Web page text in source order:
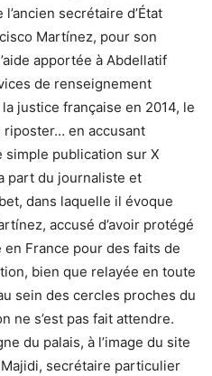
secrétaire d’État
Martínez, pour son
apportée à Abdellatif
de renseignement
justice française en 2014, le
riposter… en accusant
simple publication sur X
part du journaliste et
dans laquelle il évoque
accusé d’avoir protégé
France pour des faits de
bien que relayée en toute
sein des cercles proches du
ne s’est pas fait attendre.
du palais, à l’image du site
secrétaire particulier